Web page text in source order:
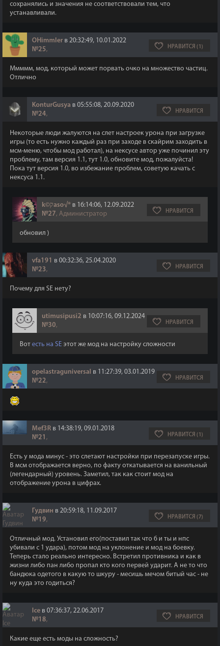
сохранялись и значения не соответствовали тем, что
устанавливали.
OHimmler в 20:32:49, 10.01.2022
№25, НРАВИТСЯ (1)
Ммммм, мод, который может порвать очко на множество частиц.
Отлично
KonturGusya в 05:55:08, 20.09.2020
№24, НРАВИТСЯ
Некоторые люди жалуются на слет настроек урона при загрузке
игры (то есть нужно каждый раз при заходе в скайрим заходить в
мсм-меню, чтобы мод работал), на нексусе автор уже починил эту
проблему, там версия 1.1, тут 1.0, обновите мод, пожалуйста!
Пока тут версия 1.0, во избежание проблем, советую качать с
нексуса 1.1.
k©קaso√® в 16:14:06, 12.09.2022
№27, Администратор НРАВИТСЯ
обновил )
vfa191 в 00:32:36, 25.04.2020
№23, НРАВИТСЯ
Почему для SE нету?
utimusipusi2 в 10:07:16, 09.12.2024
№30, НРАВИТСЯ
Вот есть на SE этот же мод на настройку сложности
opelastraguniversal в 11:27:39, 03.01.2019
№22, НРАВИТСЯ
Mef3R в 14:38:19, 09.01.2018
№21 , НРАВИТСЯ (1)
Есть у мода минус - это слетают настройки при перезапуске игры.
В мсм отображается верно, по факту откатывается на ванильный
(легендарный) уровень. Заметил, так как стоит мод на
отображение урона в цифрах.
Гудвин в 20:59:18, 11.09.2017
№19, НРАВИТСЯ (7)
Отличный мод. Установил его(поставил так что б и ты и нпс
убивали с 1 удара), потом мод на уклонение и мод на боевку.
Теперь стало реально интересно. Встретил противника и как в
жизни либо пан либо пропал кто кого первей ударит. А не то что
бандюка одетого в какую то шкуру - месишь мечом битый час - не
ну куда это годиться?
Ice в 07:36:37, 22.06.2017
№18, НРАВИТСЯ
Какие еще есть моды на сложность?